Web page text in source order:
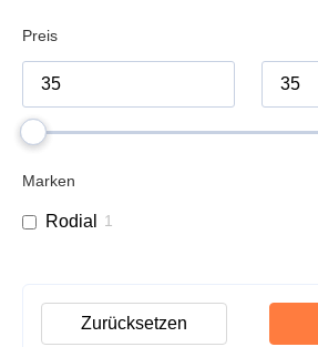
Preis
Marken
Rodial 1
Zurücksetzen